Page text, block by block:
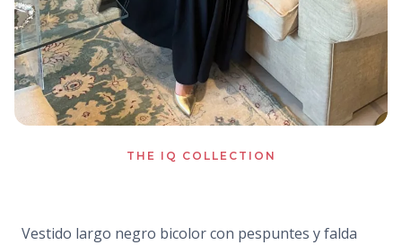
THE IQ COLLECTION
Vestido largo negro bicolor con pespuntes y falda